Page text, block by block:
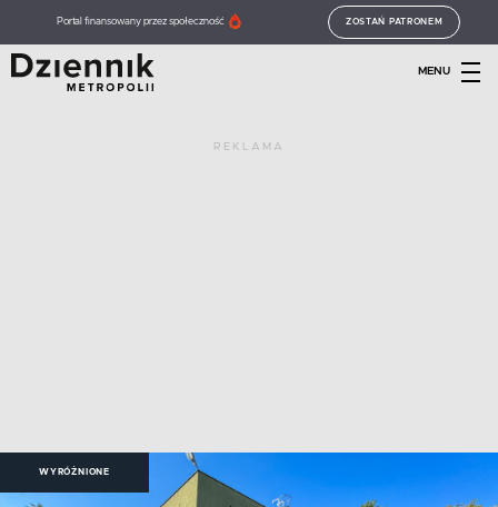
Portal finansowany przez społeczność ZOSTAŃ PATRONEM
MENU
REKLAMA
WYRÓŻNIONE